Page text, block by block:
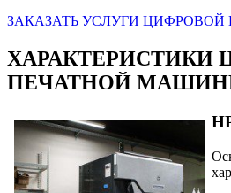
ЗАКАЗАТЬ УСЛУГИ ЦИФРОВОЙ
ХАРАКТЕРИСТИКИ
ПЕЧАТНОЙ